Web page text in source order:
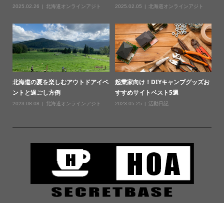
2025.02.26 北海道オンラインアジト 2025.02.05 北海道オンラインアジト
北海道の夏を楽しむアウトドアイベ
ントと過ごし方例
2023.08.08 北海道オンラインアジト
起業家向け！DIYキャンプグッズお
すすめサイトベスト5選
2023.05.25 活動日記